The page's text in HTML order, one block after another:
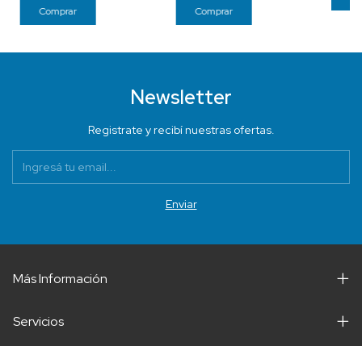
Newsletter
Registrate y recibí nuestras ofertas.
Más Información
Servicios